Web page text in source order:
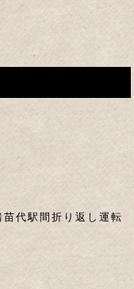
代駅間折り返し運転